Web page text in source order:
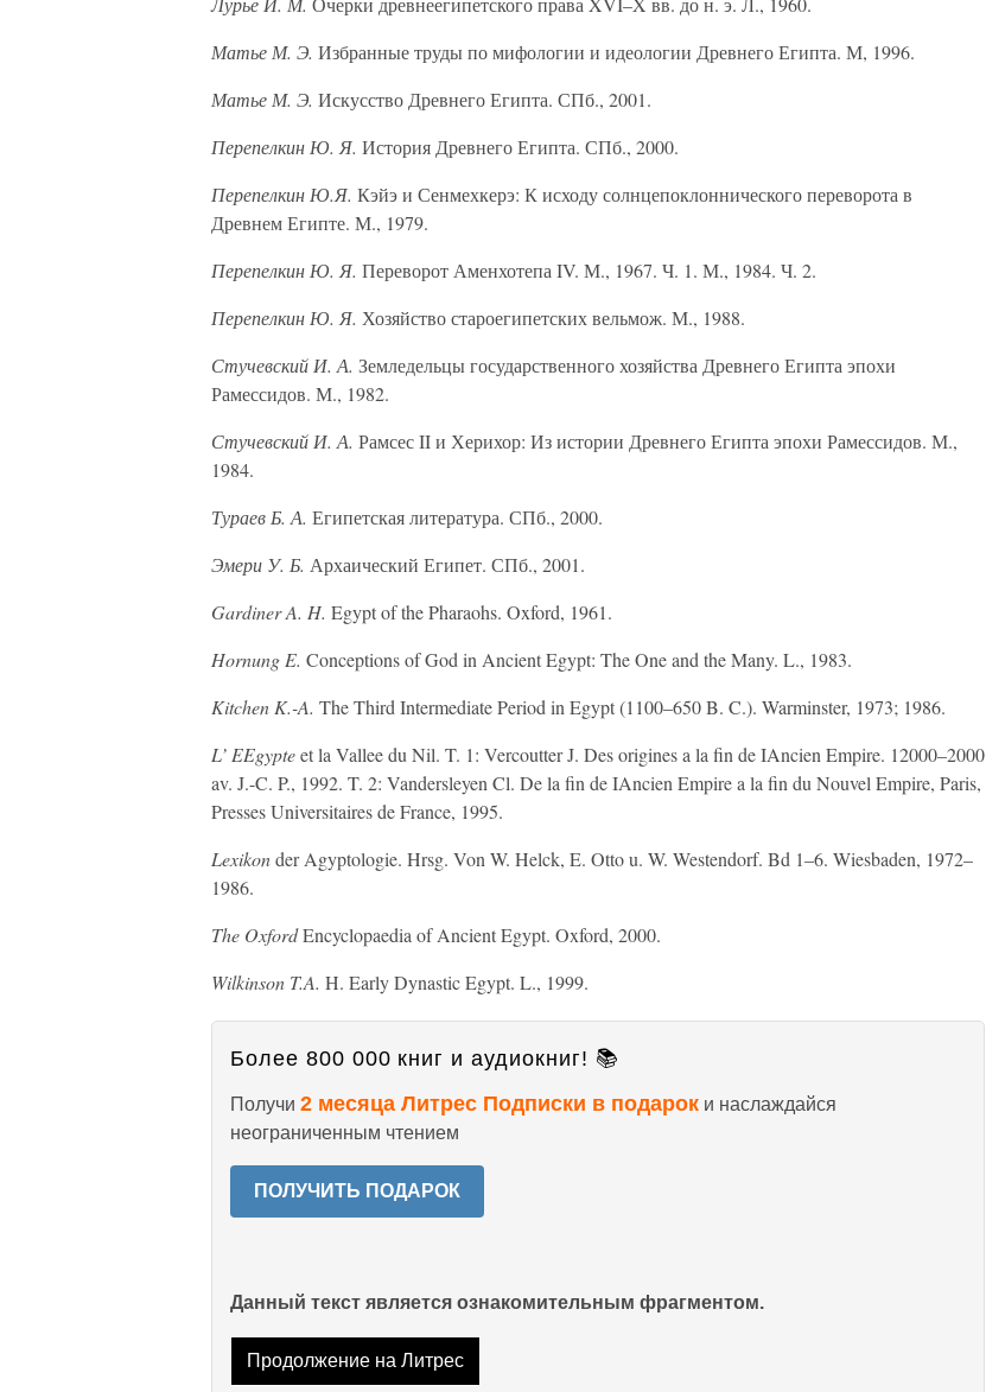
Матье М. Э. Избранные труды по мифологии и идеологии Древнего Египта. М, 1996.
Матье М. Э. Искусство Древнего Египта. СПб., 2001.
Перепелкин Ю. Я. История Древнего Египта. СПб., 2000.
Перепелкин Ю.Я. Кэйэ и Сенмехкерэ: К исходу солнцепоклоннического переворота в
Древнем Египте. М., 1979.
Перепелкин Ю. Я. Переворот Аменхотепа IV. М., 1967. Ч. 1. М., 1984. Ч. 2.
Перепелкин Ю. Я. Хозяйство староегипетских вельмож. М., 1988.
Стучевский И. А. Земледельцы государственного хозяйства Древнего Египта эпохи
Рамессидов. М., 1982.
Стучевский И. А. Рамсес II и Херихор: Из истории Древнего Египта эпохи Рамессидов. М.,
1984.
Тураев Б. А. Египетская литература. СПб., 2000.
Эмери У. Б. Архаический Египет. СПб., 2001.
Gardiner A. H. Egypt of the Pharaohs. Oxford, 1961.
Hornung E. Conceptions of God in Ancient Egypt: The One and the Many. L., 1983.
Kitchen K.-A. The Third Intermediate Period in Egypt (1100–650 B. C.). Warminster, 1973; 1986.
L’ EEgypteet la Vallee du Nil. T. 1: Vercoutter J. Des origines a la fin de IAncien Empire. 12000–2000
av. J.-C. P., 1992. T. 2: Vandersleyen Cl. De la fin de IAncien Empire a la fin du Nouvel Empire, Paris,
Presses Universitaires de France, 1995.
Lexikonder Agyptologie. Hrsg. Von W. Helck, E. Otto u. W. Westendorf. Bd 1–6. Wiesbaden, 1972–
1986.
The OxfordEncyclopaedia of Ancient Egypt. Oxford, 2000.
Wilkinson T.A. H. Early Dynastic Egypt. L., 1999.
Более 800 000 книг и аудиокниг! 📚
Получи 2 месяца Литрес Подписки в подарок и наслаждайся
неограниченным чтением
ПОЛУЧИТЬ ПОДАРОК
Данный текст является ознакомительным фрагментом.
Продолжение на Литрес